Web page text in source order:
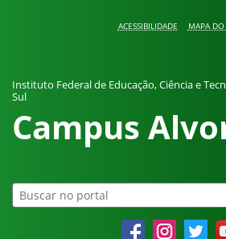
ACESSIBILIDADE MAPA DO
Instituto Federal de Educação, Ciência e
Sul
Campus
FacebookInstagramTwitter